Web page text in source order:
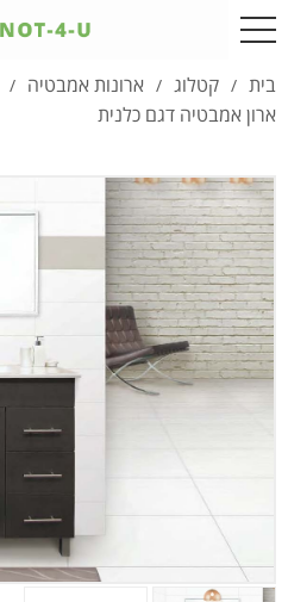
בית / קטלוג / ארונות אמבטיה /
ארון אמבטיה דגם כלנית